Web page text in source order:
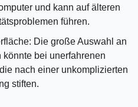
und kann auf älteren
führen.
Die große Auswahl an
bei unerfahrenen
nach einer unkomplizierten
stiften.